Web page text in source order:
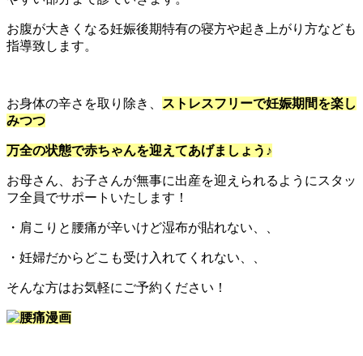
お腹が大きくなる妊娠後期特有の寝方や起き上がり方なども
指導致します。
お身体の辛さを取り除き、
ストレスフリーで妊娠期間を楽し
みつつ
万全の状態で赤ちゃんを迎えてあげましょう♪
お母さん、お子さんが無事に出産を迎えられるようにスタッ
フ全員でサポートいたします！
・肩こりと腰痛が辛いけど湿布が貼れない、、
・妊婦だからどこも受け入れてくれない、、
そんな方はお気軽にご予約ください！